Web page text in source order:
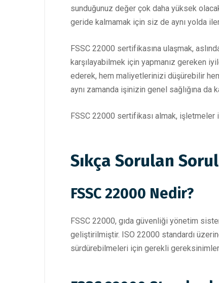
sunduğunuz değer çok daha yüksek
geride kalmamak için siz de aynı yolda
FSSC 22000 sertifikasına ulaşmak,
karşılayabilmek için yapmanız gereken
ederek, hem maliyetlerinizi düşürebilir
aynı zamanda işinizin genel sağlığına da
FSSC 22000 sertifikası almak, işletmeler
Sıkça Sorulan
FSSC 22000 Nedir?
FSSC 22000, gıda güvenliği yönetim
geliştirilmiştir. ISO 22000 standardı
sürdürebilmeleri için gerekli